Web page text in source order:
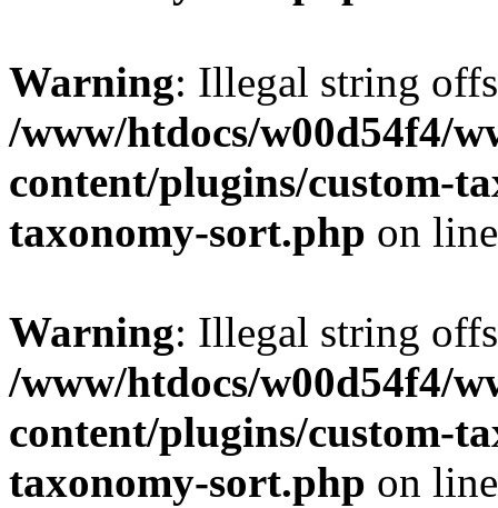
Warning: Illegal string
/www/htdocs/w00d54f4/
content/plugins/custom-
taxonomy-sort.php on
Warning: Illegal string
/www/htdocs/w00d54f4/
content/plugins/custom-
taxonomy-sort.php on